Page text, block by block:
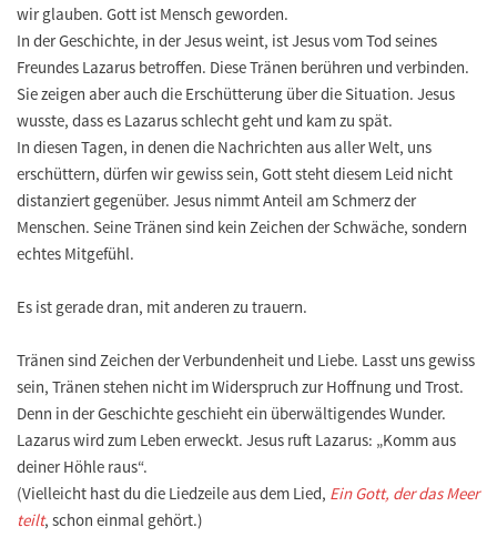
wir glauben. Gott ist Mensch geworden.
In der Geschichte, in der Jesus weint, ist Jesus vom Tod seines
Freundes Lazarus betroffen. Diese Tränen berühren und verbinden.
Sie zeigen aber auch die Erschütterung über die Situation. Jesus
wusste, dass es Lazarus schlecht geht und kam zu spät.
In diesen Tagen, in denen die Nachrichten aus aller Welt, uns
erschüttern, dürfen wir gewiss sein, Gott steht diesem Leid nicht
distanziert gegenüber. Jesus nimmt Anteil am Schmerz der
Menschen. Seine Tränen sind kein Zeichen der Schwäche, sondern
echtes Mitgefühl.
Es ist gerade dran, mit anderen zu trauern.
Tränen sind Zeichen der Verbundenheit und Liebe. Lasst uns gewiss
sein, Tränen stehen nicht im Widerspruch zur Hoffnung und Trost.
Denn in der Geschichte geschieht ein überwältigendes Wunder.
Lazarus wird zum Leben erweckt. Jesus ruft Lazarus: „Komm aus
deiner Höhle raus“.
(Vielleicht hast du die Liedzeile aus dem Lied, Ein Gott, der das Meer
teilt, schon einmal gehört.)